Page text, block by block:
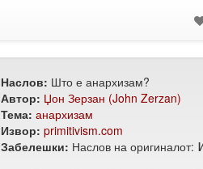
Наслов: Што е анархизам?
Автор: Џон Зерзан (John Zerzan)
Тема: анархизам
Извор: primitivism.com
Забелешки: Наслов на оригиналот: